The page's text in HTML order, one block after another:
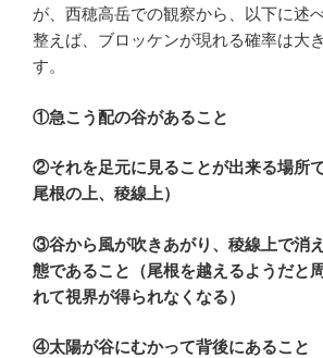
が、西穂高岳での観察から、以下に述
整えば、ブロッケンが現れる確率は大
す。
①急こう配の谷があること
②それを足元に見ることが出来る場所
尾根の上、稜線上）
③谷から風が吹きあがり、稜線上で消
態であること（尾根を越えるようだと
れて視界が得られなくなる）
④太陽が谷にむかって背後にあること